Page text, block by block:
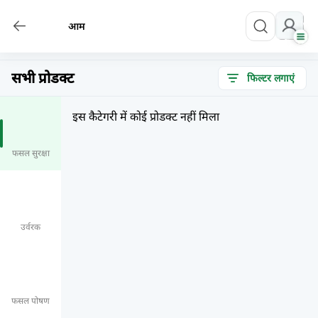
आम
सभी प्रोडक्ट फिल्टर लगाएं
फसल सुरक्षा
उर्वरक
फसल पोषण
इस कैटेगरी में कोई प्रोडक्ट नहीं मिला